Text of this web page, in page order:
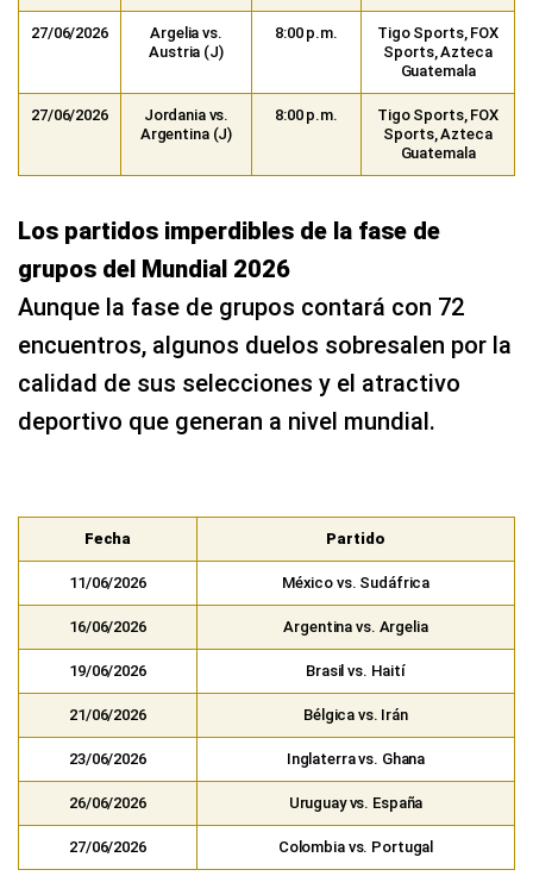
27/06/2026
Argelia vs.
Austria (J)
8:00 p.m.
Tigo Sports, FOX
Sports, Azteca
Guatemala
27/06/2026
Jordania vs.
Argentina (J)
8:00 p.m.
Tigo Sports, FOX
Sports, Azteca
Guatemala
Los partidos imperdibles de la fase de
grupos del Mundial 2026
Aunque la fase de grupos contará con 72
encuentros, algunos duelos sobresalen por la
calidad de sus selecciones y el atractivo
deportivo que generan a nivel mundial.
Fecha Partido
11/06/2026 México vs. Sudáfrica
16/06/2026 Argentina vs. Argelia
19/06/2026 Brasil vs. Haití
21/06/2026 Bélgica vs. Irán
23/06/2026 Inglaterra vs. Ghana
26/06/2026 Uruguay vs. España
27/06/2026 Colombia vs. Portugal